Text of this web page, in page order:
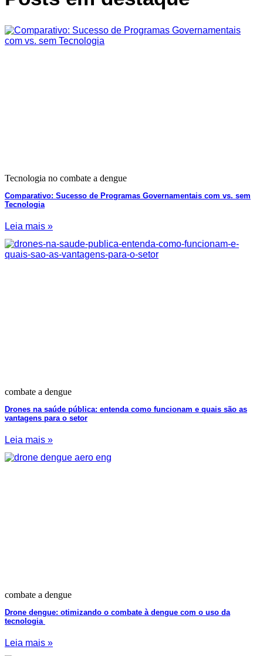
Tecnologia no combate a dengue
Comparativo: Sucesso de Programas Governamentais com vs. sem
Tecnologia
Leia mais »
combate a dengue
Drones na saúde pública: entenda como funcionam e quais são as
vantagens para o setor
Leia mais »
combate a dengue
Drone dengue: otimizando o combate à dengue com o uso da
tecnologia
Leia mais »